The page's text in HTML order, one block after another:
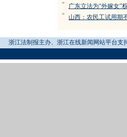
= 广东立法为“外嫁女”
= 山西：农民工试用期
浙江法制报主办、浙江在线新闻网站平台